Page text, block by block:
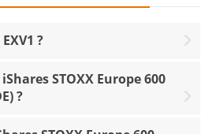
?
STOXX Europe 600
?